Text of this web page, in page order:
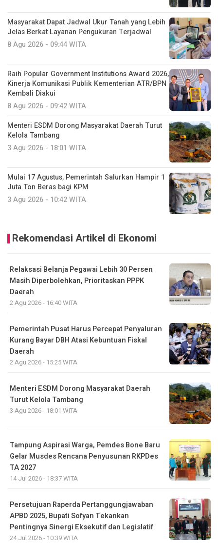
Masyarakat Dapat Jadwal Ukur Tanah yang Lebih
Jelas Berkat Layanan Pengukuran Terjadwal
8 Agu 2026 - 09:44 WITA
Raih Popular Government Institutions Award 2026,
Kinerja Komunikasi Publik Kementerian ATR/BPN
Kembali Diakui
8 Agu 2026 - 09:42 WITA
Menteri ESDM Dorong Masyarakat Daerah Turut
Kelola Tambang
3 Agu 2026 - 18:01 WITA
Mulai 17 Agustus, Pemerintah Salurkan Hampir 1
Juta Ton Beras bagi KPM
3 Agu 2026 - 10:42 WITA
Rekomendasi Artikel di Ekonomi
Relaksasi Belanja Pegawai Lebih 30 Persen
Masih Diperbolehkan, Prioritaskan PPPK
Daerah
2 Agu 2026 - 16:40 WITA
Pemerintah Pusat Harus Percepat Penyaluran
Kurang Bayar DBH Atasi Kebuntuan Fiskal
Daerah
2 Agu 2026 - 15:25 WITA
Menteri ESDM Dorong Masyarakat Daerah
Turut Kelola Tambang
3 Agu 2026 - 18:01 WITA
Tampung Aspirasi Warga, Pemdes Bone Baru
Gelar Musdes Rencana Penyusunan RKPDes
TA 2027
14 Jul 2026 - 18:37 WITA
Persetujuan Raperda Pertanggungjawaban
APBD 2025, Bupati Sofyan Tekankan
Pentingnya Sinergi Eksekutif dan Legislatif
24 Jul 2026 - 10:39 WITA